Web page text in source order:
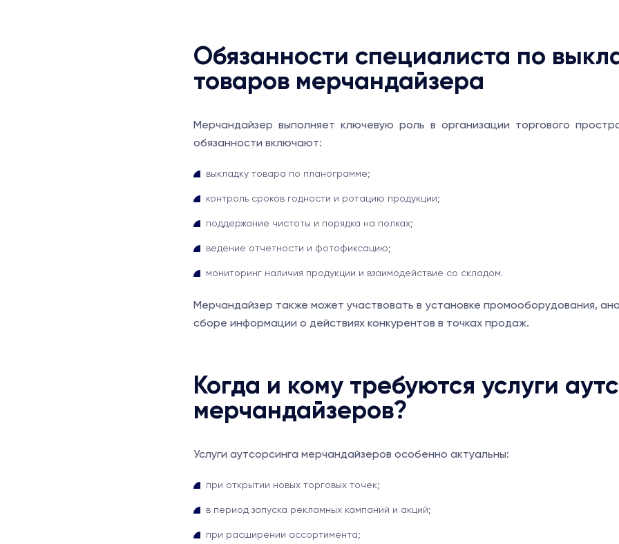
Обязанности специалиста по
товаров мерчандайзера
Мерчандайзер выполняет ключевую роль в организации торгового
обязанности включают:
выкладку товара по планограмме;
контроль сроков годности и ротацию продукции;
поддержание чистоты и порядка на полках;
ведение отчетности и фотофиксацию;
мониторинг наличия продукции и взаимодействие со складом.
Мерчандайзер также может участвовать в установке промооборудования,
сборе информации о действиях конкурентов в точках продаж.
Когда и кому требуются услуги
мерчандайзеров?
Услуги аутсорсинга мерчандайзеров особенно актуальны:
при открытии новых торговых точек;
в период запуска рекламных кампаний и акций;
при расширении ассортимента;